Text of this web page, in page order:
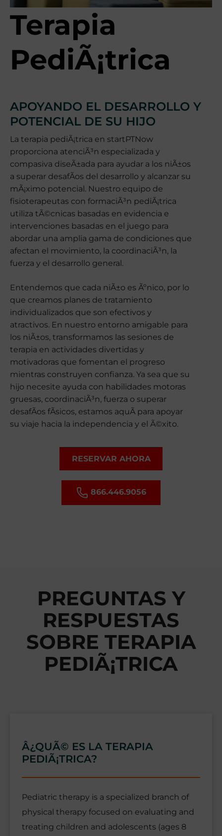
Terapia
PediÃ¡trica
APOYANDO EL DESARROLLO Y
POTENCIAL DE SU HIJO
La terapia pediÃ¡trica en startPTNow
proporciona atenciÃ³n especializada y
compasiva diseÃ±ada para ayudar a los niÃ±os
a superar desafÃ­os del desarrollo y alcanzar su
mÃ¡ximo potencial. Nuestro equipo de
fisioterapeutas con formaciÃ³n pediÃ¡trica
utiliza tÃ©cnicas basadas en evidencia e
intervenciones basadas en el juego para
abordar una amplia gama de condiciones que
afectan el movimiento, la coordinaciÃ³n, la
fuerza y el desarrollo general.
Entendemos que cada niÃ±o es Ãºnico, por lo
que creamos planes de tratamiento
individualizados que son efectivos y
atractivos. En nuestro entorno amigable para
los niÃ±os, transformamos las sesiones de
terapia en actividades divertidas y
motivadoras que fomentan el progreso
mientras construyen confianza. Ya sea que su
hijo necesite ayuda con habilidades motoras
gruesas, coordinaciÃ³n, fuerza o superar
desafÃ­os fÃ­sicos, estamos aquÃ­ para apoyar
su viaje hacia la independencia y el Ã©xito.
RESERVAR AHORA
866.446.9056
PREGUNTAS Y
RESPUESTAS
SOBRE TERAPIA
PEDIÃ¡TRICA
Â¿QUÃ© ES LA TERAPIA
PEDIÃ¡TRICA?
Pediatric therapy is a specialized branch of
physical therapy focused on evaluating and
treating children and adolescents (ages 8